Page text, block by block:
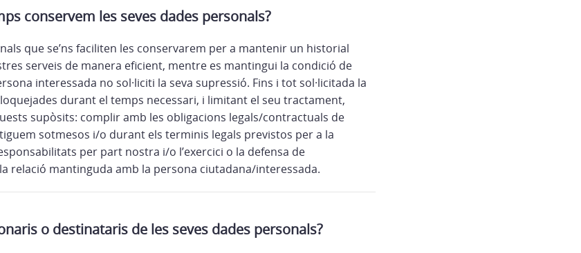
conservem les seves dades personals?
que se’ns faciliten les conservarem per a mantenir un historial
serveis de manera eficient, mentre es mantingui la condició de
interessada no sol·liciti la seva supressió. Fins i tot sol·licitada la
durant el temps necessari, i limitant el seu tractament,
supòsits: complir amb les obligacions legals/contractuals de
sotmesos i/o durant els terminis legals previstos per a la
per part nostra i/o l’exercici o la defensa de
relació mantinguda amb la persona ciutadana/interessada.
o destinataris de les seves dades personals?